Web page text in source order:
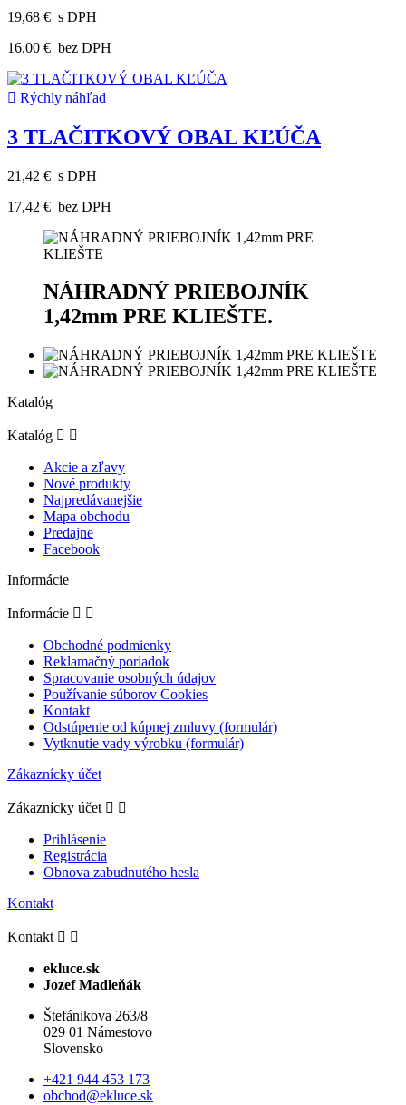
19,68 € s DPH
16,00 € bez DPH
 Rýchly náhľad
3 TLAČITKOVÝ OBAL KĽÚČA
21,42 € s DPH
17,42 € bez DPH
NÁHRADNÝ PRIEBOJNÍK
1,42mm PRE KLIEŠTE.
Katalóg
Katalóg  
Akcie a zľavy
Nové produkty
Najpredávanejšie
Mapa obchodu
Predajne
Facebook
Informácie
Informácie  
Obchodné podmienky
Reklamačný poriadok
Spracovanie osobných údajov
Používanie súborov Cookies
Kontakt
Odstúpenie od kúpnej zmluvy (formulár)
Vytknutie vady výrobku (formulár)
Zákaznícky účet
Zákaznícky účet  
Prihlásenie
Registrácia
Obnova zabudnutého hesla
Kontakt
Kontakt  
ekluce.sk
Jozef Madleňák
Štefánikova 263/8
029 01 Námestovo
Slovensko
+421 944 453 173
obchod@ekluce.sk